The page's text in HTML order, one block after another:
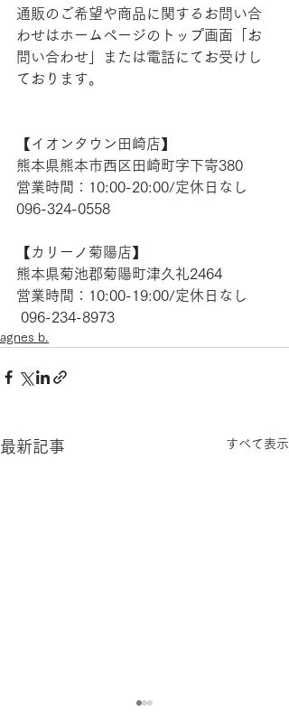
通販のご希望や商品に関するお問い合
わせはホームページのトップ画面「お
問い合わせ」または電話にてお受けし
ております。
【​イオンタウン田崎店】
熊本県熊本市西区田崎町字下寄380
営業時間：10:00-20:00/定休日なし
096-324-0558
【​カリーノ菊陽店】
熊本県菊池郡菊陽町津久礼2464
営業時間：10:00-19:00/定休日なし
096-234-8973
agnes b.
最新記事 すべて表示